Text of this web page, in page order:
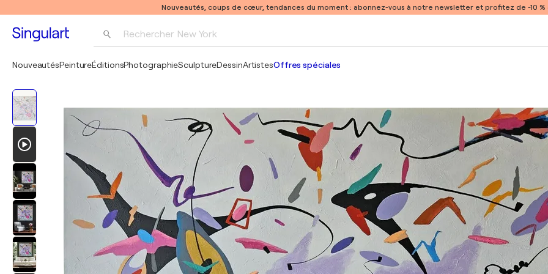
Nouveautés, coups de cœur, tendances du moment : abonnez-vous à notre newsletter et profitez de -10
Rechercher New York
Pablo Picasso
NouveautésPeintureÉditionsPhotographieSculptureDessinArtistesOffres spéciales